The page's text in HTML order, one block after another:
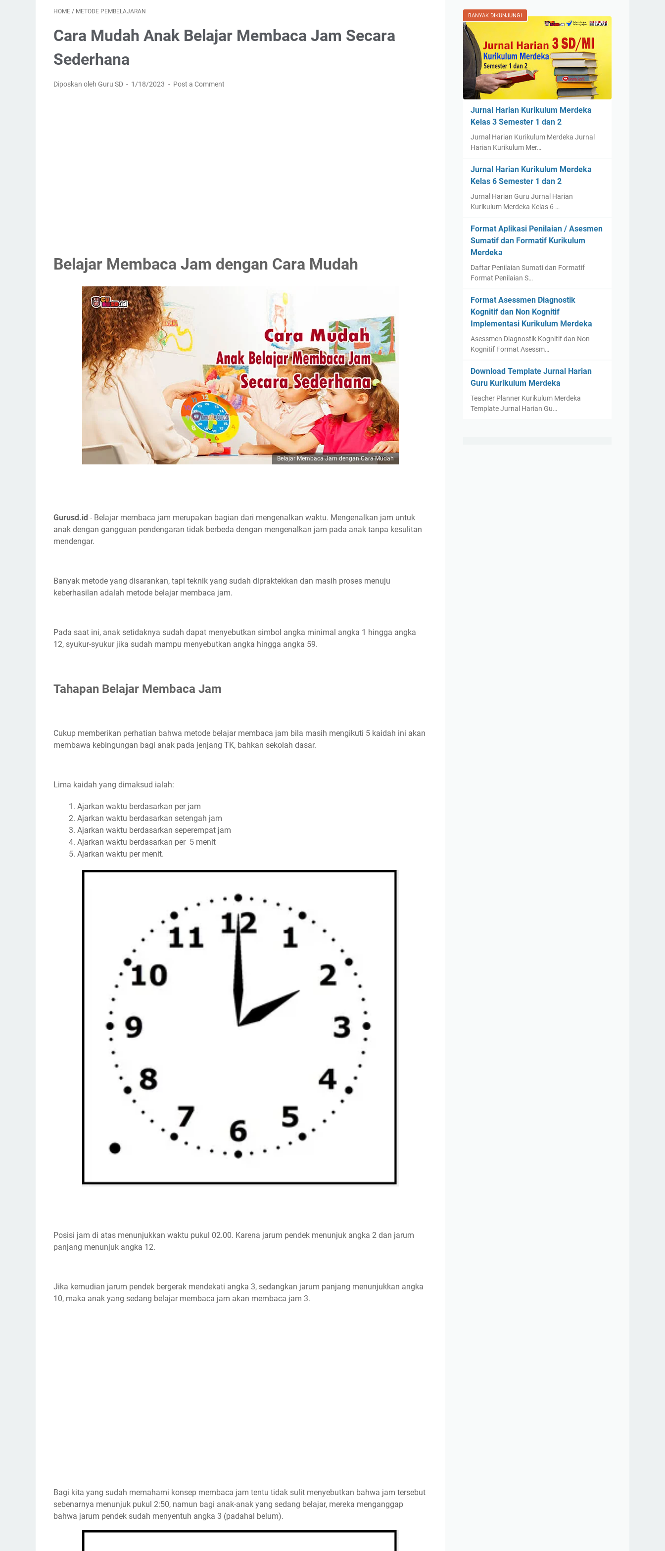
HOME / METODE PEMBELAJARAN
Cara Mudah Anak Belajar Membaca Jam Secara
Sederhana
Diposkan oleh Guru SD 1/18/2023 Post a Comment
Belajar Membaca Jam dengan Cara Mudah
Belajar Membaca Jam dengan Cara Mudah
Gurusd.id - Belajar membaca jam merupakan bagian dari mengenalkan waktu. Mengenalkan jam untuk
anak dengan gangguan pendengaran tidak berbeda dengan mengenalkan jam pada anak tanpa kesulitan
mendengar.
Banyak metode yang disarankan, tapi teknik yang sudah dipraktekkan dan masih proses menuju
keberhasilan adalah metode belajar membaca jam.
Pada saat ini, anak setidaknya sudah dapat menyebutkan simbol angka minimal angka 1 hingga angka
12, syukur-syukur jika sudah mampu menyebutkan angka hingga angka 59.
Tahapan Belajar Membaca Jam
Cukup memberikan perhatian bahwa metode belajar membaca jam bila masih mengikuti 5 kaidah ini akan
membawa kebingungan bagi anak pada jenjang TK, bahkan sekolah dasar.
Lima kaidah yang dimaksud ialah:
Ajarkan waktu berdasarkan per jam
Ajarkan waktu berdasarkan setengah jam
Ajarkan waktu berdasarkan seperempat jam
Ajarkan waktu berdasarkan per 5 menit
Ajarkan waktu per menit.
Posisi jam di atas menunjukkan waktu pukul 02.00. Karena jarum pendek menunjuk angka 2 dan jarum
panjang menunjuk angka 12.
Jika kemudian jarum pendek bergerak mendekati angka 3, sedangkan jarum panjang menunjukkan angka
10, maka anak yang sedang belajar membaca jam akan membaca jam 3.
Bagi kita yang sudah memahami konsep membaca jam tentu tidak sulit menyebutkan bahwa jam tersebut
sebenarnya menunjuk pukul 2:50, namun bagi anak-anak yang sedang belajar, mereka menganggap
bahwa jarum pendek sudah menyentuh angka 3 (padahal belum).
BANYAK DIKUNJUNGI
Jurnal Harian Kurikulum Merdeka
Kelas 3 Semester 1 dan 2
Jurnal Harian Kurikulum Merdeka Jurnal
Harian Kurikulum Mer…
Jurnal Harian Kurikulum Merdeka
Kelas 6 Semester 1 dan 2
Jurnal Harian Guru Jurnal Harian
Kurikulum Merdeka Kelas 6 …
Format Aplikasi Penilaian / Asesmen
Sumatif dan Formatif Kurikulum
Merdeka
Daftar Penilaian Sumati dan Formatif
Format Penilaian S…
Format Asessmen Diagnostik
Kognitif dan Non Kognitif
Implementasi Kurikulum Merdeka
Asessmen Diagnostik Kognitif dan Non
Kognitif Format Asessm…
Download Template Jurnal Harian
Guru Kurikulum Merdeka
Teacher Planner Kurikulum Merdeka
Template Jurnal Harian Gu…